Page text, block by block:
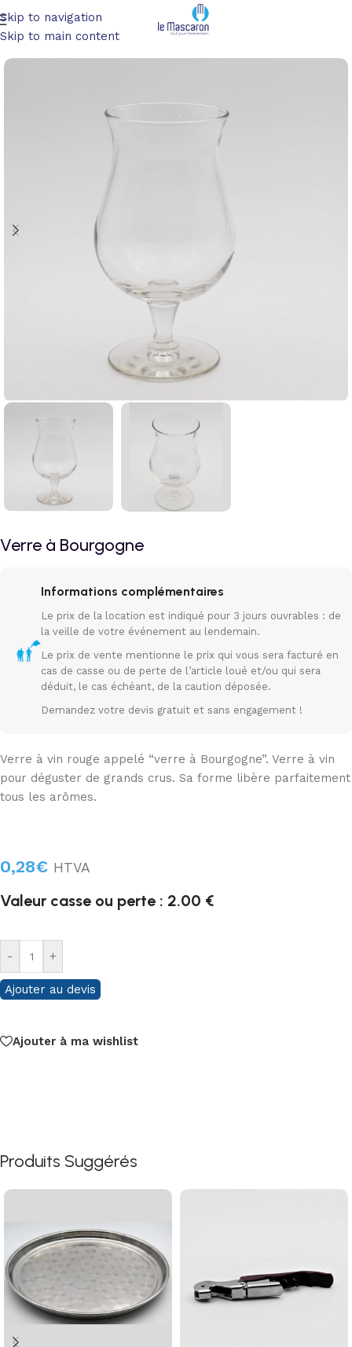
Skip to navigation
Skip to main content
Accueil/Art de la table Verres
Verre à Bourgogne
Informations complémentaires
Le prix de la location est indiqué pour 3 jours ouvrables : de
la veille de votre événement au lendemain.
Le prix de vente mentionne le prix qui vous sera facturé en
cas de casse ou de perte de l’article loué et/ou qui sera
déduit, le cas échéant, de la caution déposée.
Demandez votre devis gratuit et sans engagement !
Verre à vin rouge appelé “verre à Bourgogne”. Verre à vin
pour déguster de grands crus. Sa forme libère parfaitement
tous les arômes.
0,28€ HTVA
Valeur casse ou perte : 2.00 €
- +
Ajouter au devis
Ajouter à ma wishlist
Produits Suggérés